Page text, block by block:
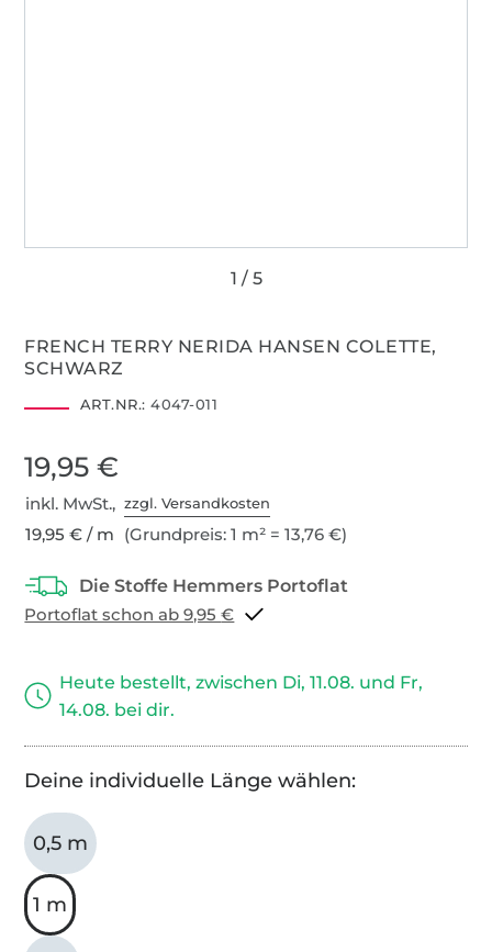
FRENCH TERRY NERIDA HANSEN COLETTE,
SCHWARZ
ART.NR.: 4047-011
19,95 €
inkl. MwSt.,zzgl. Versandkosten
19,95 € / m (Grundpreis: 1 m² = 13,76 €)
Portoflat schon ab 9,95 €
Heute bestellt, zwischen Di, 11.08. und Fr,
14.08. bei dir.
Deine individuelle Länge wählen:
0,5 m
1 m